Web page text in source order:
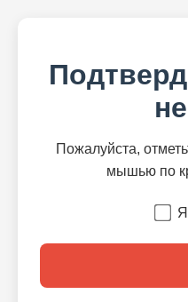
Пожалуйста,
мышью по